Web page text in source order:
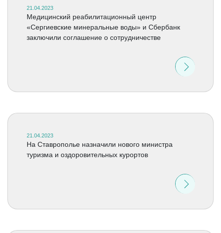
21.04.2023
Медицинский реабилитационный центр
«Сергиевские минеральные воды» и Сбербанк
заключили соглашение о сотрудничестве
21.04.2023
На Ставрополье назначили нового министра
туризма и оздоровительных курортов